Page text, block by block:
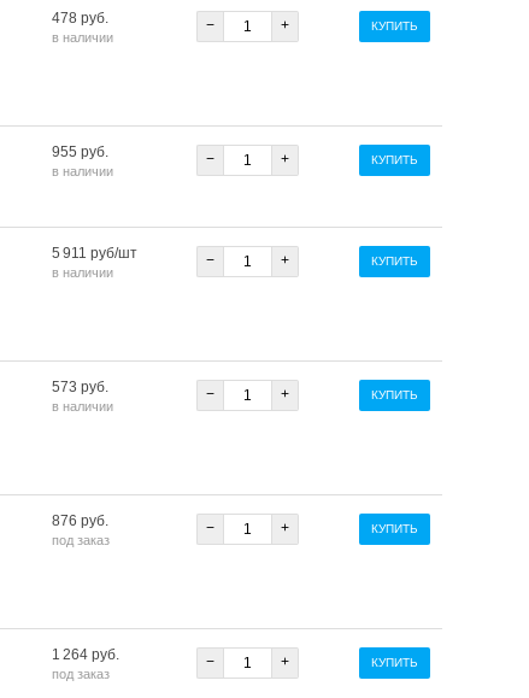
478 руб.
в наличии
− + КУПИТЬ
955 руб.
в наличии
− + КУПИТЬ
5 911 руб/шт
в наличии
− + КУПИТЬ
573 руб.
в наличии
− + КУПИТЬ
876 руб.
под заказ
− + КУПИТЬ
1 264 руб.
под заказ
− + КУПИТЬ